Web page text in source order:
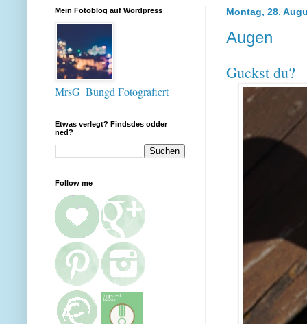
Montag, 28.
Augen
Guckst du?
Mein Fotoblog auf Wordpress
MrsG_Bungd Fotografiert
Etwas verlegt? Findsdes odder
ned?
Follow me